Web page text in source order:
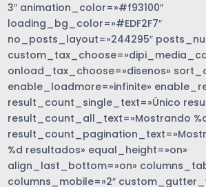
3″ animation_color=»#f93100″
loading_bg_color=»#EDF2F7″
no_posts_layout=»244295″
onload_tax_choose=»disenos»
enable_loadmore=»infinite»
result_count_single_text=»Único
result_count_all_text=»Mostrando
%d resultados» equal_height=»on»
align_last_bottom=»on»
columns_mobile=»2″